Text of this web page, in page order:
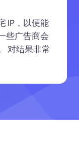
IP，以便能
些广告商会
对结果非常